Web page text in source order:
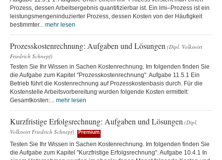
Prozess, dessen Arbeitsergebnis quantifizierbar ist. Ein lmi–Prozess ist ein
leistungsmengeninduzierter Prozess, dessen Kosten von der Häufigkeit
bestimmter... mehr lesen
Prozesskostenrechnung: Aufgaben und Lösungen (Dipl. Volkswirt
Friedrich Schnepf)
Testen Sie Ihr Wissen in Sachen Kostenrechnung. Im folgenden finden Sie
die Aufgabe zum Kapitel "Prozesskostenrechnung". Aufgabe 11.5.1 Ein
Betrieb führt die Kostenrechnung auf Prozesskostenbasis durch. Für die
Kostenstelle Arbeitsvorbereitung wurden folgende Kosten ermittelt:
Gesamtkosten:... mehr lesen
Kurzfristige Erfolgsrechnung: Aufgaben und Lösungen (Dipl.
Volkswirt Friedrich Schnepf)
Premium
Testen Sie Ihr Wissen in Sachen Kostenrechnung. Im folgenden finden Sie
die Aufgabe zum Kapitel "Kurzfristige Erfolgsrechnung". Aufgabe 10.4.1 In